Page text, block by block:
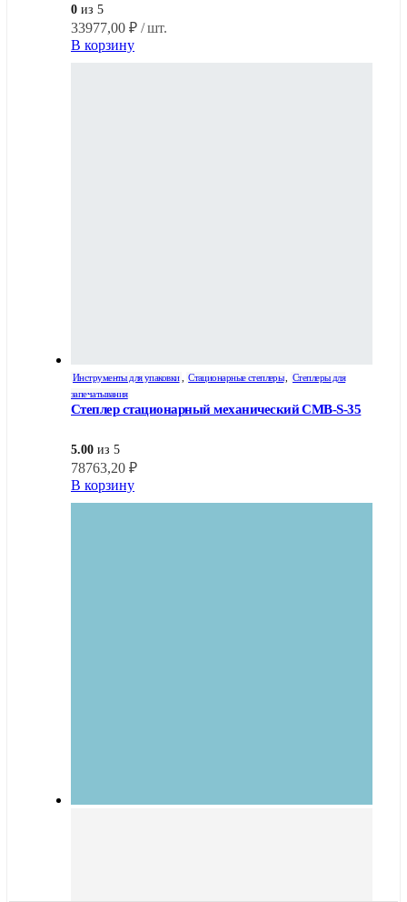
0 из 5
33977,00 ₽ / шт.
В корзину
Инструменты для упаковки Стационарные степлеры
Степлеры для
запечатывания
Степлер стационарный механический СМВ-S-35
5.00 из 5
78763,20 ₽
В корзину